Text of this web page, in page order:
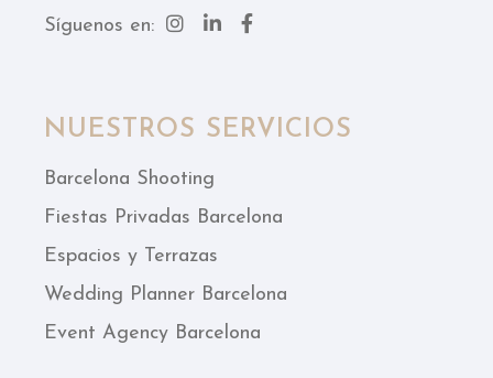
Síguenos en:
NUESTROS SERVICIOS
Barcelona Shooting
Fiestas Privadas Barcelona
Espacios y Terrazas
Wedding Planner Barcelona
Event Agency Barcelona